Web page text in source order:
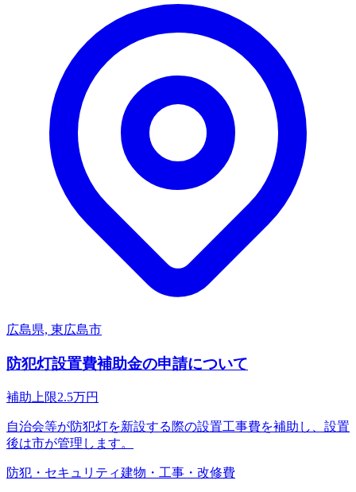
広島県, 東広島市
防犯灯設置費補助金の申請について
補助上限2.5万円
自治会等が防犯灯を新設する際の設置工事費を補助し、設置
後は市が管理します。
防犯・セキュリティ建物・工事・改修費